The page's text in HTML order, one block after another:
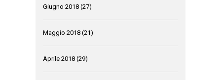
Giugno 2018 (27)
Maggio 2018 (21)
Aprile 2018 (29)